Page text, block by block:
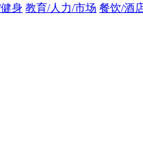
身 教育/人力/市场 餐饮/酒